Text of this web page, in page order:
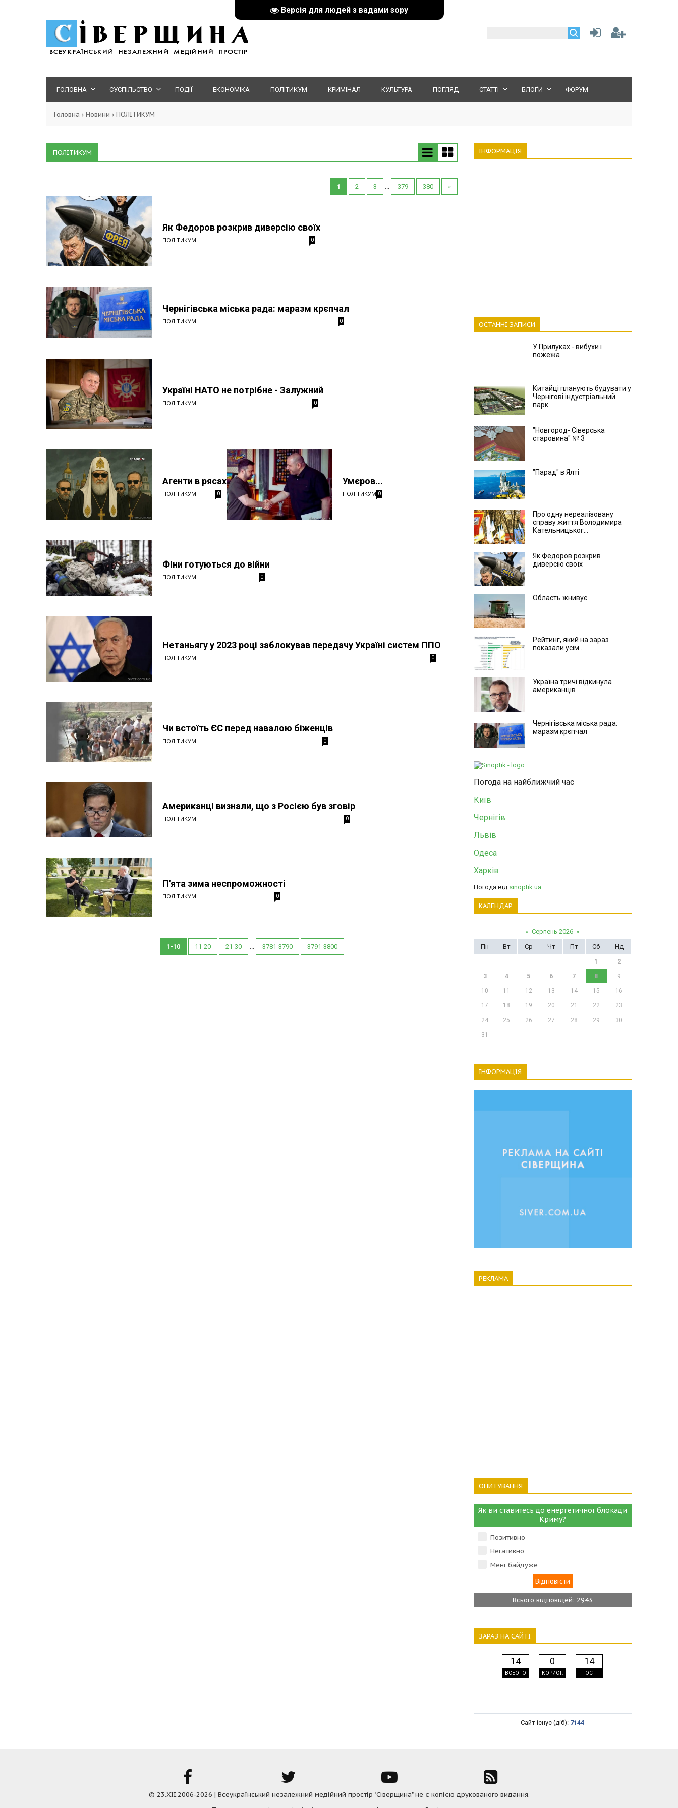
Версія для людей з вадами зору
ГОЛОВНА СУСПІЛЬСТВО ПОДІЇ ЕКОНОМІКА ПОЛІТИКУМ КРИМІНАЛ КУЛЬТУРА ПОГЛЯД СТАТТІ БЛОҐИ ФОРУМ
Головна › Новини › ПОЛІТИКУМ
ПОЛІТИКУМ
1 2 3 ... 379 380 »
Як Федоров розкрив диверсію своїх
ПОЛІТИКУМ 0
Чернігівська міська рада: маразм крєпчал
ПОЛІТИКУМ 0
Україні НАТО не потрібне - Залужний
ПОЛІТИКУМ 0
Агенти в рясах
ПОЛІТИКУМ 0
Умєров...
ПОЛІТИКУМ 0
Фіни готуються до війни
ПОЛІТИКУМ 0
Нетаньягу у 2023 році заблокував передачу Україні систем ППО
ПОЛІТИКУМ 0
Чи встоїть ЄС перед навалою біженців
ПОЛІТИКУМ 0
Американці визнали, що з Росією був зговір
ПОЛІТИКУМ 0
П'ята зима неспроможності
ПОЛІТИКУМ 0
1-10 11-20 21-30 ... 3781-3790 3791-3800
ІНФОРМАЦІЯ
ОСТАННІ ЗАПИСИ
У Прилуках - вибухи і
пожежа
Китайці планують будувати у
Чернігові індустріальний
парк
"Новгород- Сіверська
старовина" № 3
"Парад" в Ялті
Про одну нереалізовану
справу життя Володимира
Кательницьког...
Як Федоров розкрив
диверсію своїх
Область жнивує
Рейтинг, який на зараз
показали усім...
Україна тричі відкинула
американців
Чернігівська міська рада:
маразм крєпчал
Погода на найближчий час
Київ
Чернігів
Львів
Одеса
Харків
Погода від sinoptik.ua
КАЛЕНДАР
« Серпень 2026 »
Пн
Вт Ср Чт Пт Сб Нд
1 2
3 4 5 6 7 8 9
10 11 12 13 14 15 16
17 18 19 20 21 22 23
24 25 26 27 28 29 30
31
ІНФОРМАЦІЯ
РЕКЛАМА
ОПИТУВАННЯ
Як ви ставитесь до енергетичної блокади
Криму?
Позитивно
Негативно
Мені байдуже
Всього відповідей: 2943
ЗАРАЗ НА САЙТІ
14
ВСЬОГО
0
КОРИСТ.
14
ГОСТІ
Сайт існує (діб): 7144
© 23.XII.2006-2026 | Всеукраїнський незалежний медійний простір "Сіверщина" не є копією друкованого видання.